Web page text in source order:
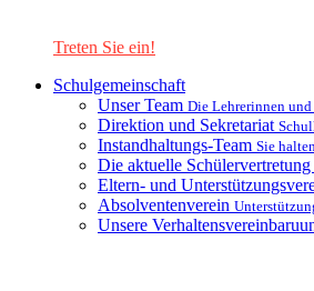
Treten Sie ein!
Schulgemeinschaft
Unser Team Die Lehrerinnen
Direktion und Sekretariat
Instandhaltungs-Team Sie
Die aktuelle Schülervertretung
Eltern- und
Absolventenverein
Unsere